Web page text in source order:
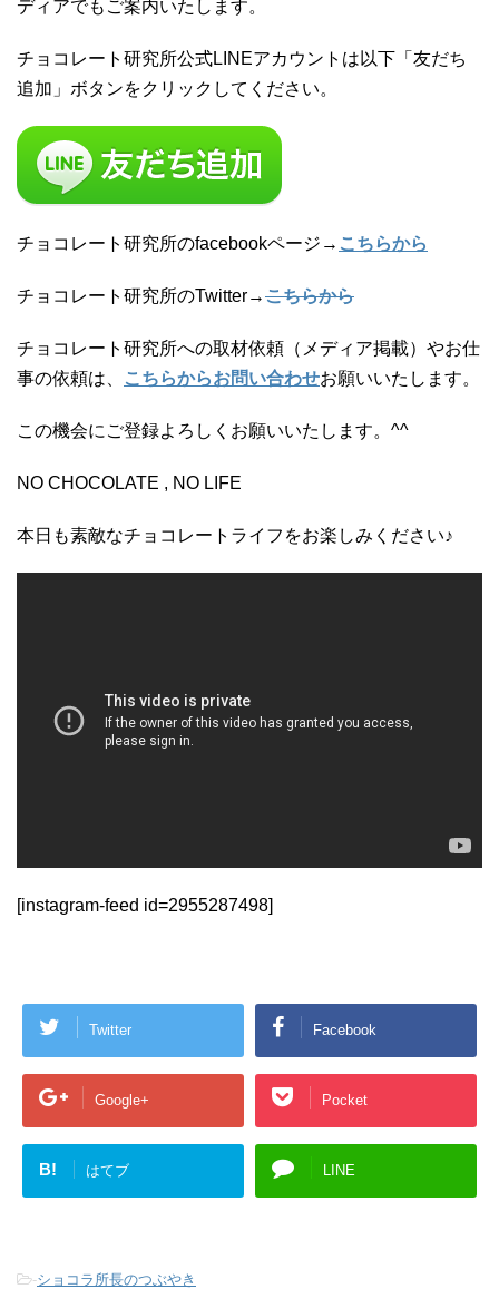
ディアでもご案内いたします。
チョコレート研究所公式LINEアカウントは以下「友だち
追加」ボタンをクリックしてください。
チョコレート研究所のfacebookページ→ こちらから
チョコレート研究所のTwitter→こちらから
チョコレート研究所への取材依頼（メディア掲載）やお仕
事の依頼は、
こちらからお問い合わせお願いいたします。
この機会にご登録よろしくお願いいたします。^^
NO CHOCOLATE , NO LIFE
本日も素敵なチョコレートライフをお楽しみください♪
[instagram-feed id=2955287498]
Twitter Facebook
Google+ Pocket
B! はてブ LINE
-ショコラ所長のつぶやき